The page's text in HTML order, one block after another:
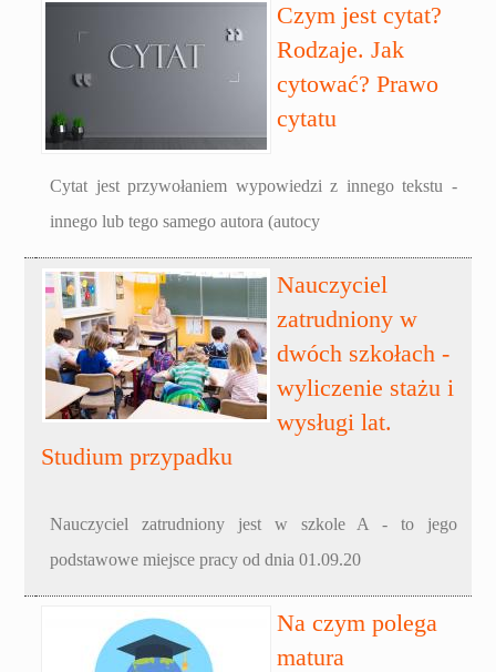
Czym jest cytat?
Rodzaje. Jak
cytować? Prawo
cytatu
Cytat jest przywołaniem wypowiedzi z innego tekstu -
innego lub tego samego autora (autocy
Nauczyciel
zatrudniony w
dwóch szkołach -
wyliczenie stażu i
wysługi lat.
Studium przypadku
Nauczyciel zatrudniony jest w szkole A - to jego
podstawowe miejsce pracy od dnia 01.09.20
Na czym polega
matura